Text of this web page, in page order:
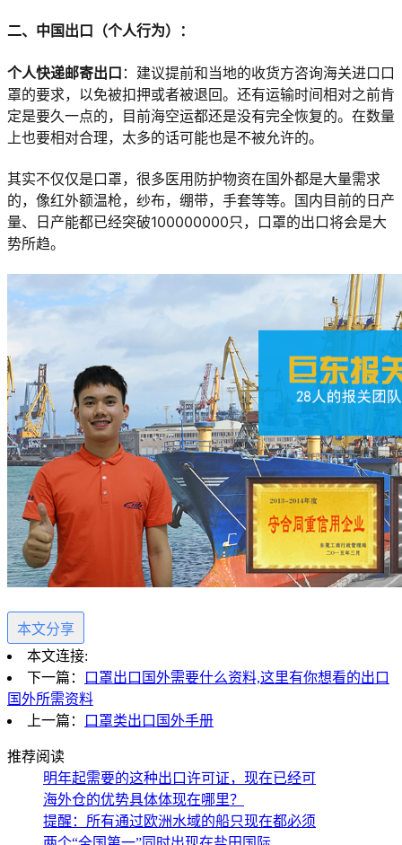
二、中国出口（个人行为）：
个人快递邮寄出口 ：建议提前和当地的收货方咨询海关进口口
罩的要求，以免被扣押或者被退回。还有运输时间相对之前肯
定是要久一点的，目前海空运都还是没有完全恢复的。在数量
上也要相对合理，太多的话可能也是不被允许的。
其实不仅仅是口罩，很多医用防护物资在国外都是大量需求
的，像红外额温枪，纱布，绷带，手套等等。国内目前的日产
量、日产能都已经突破100000000只，口罩的出口将会是大
势所趋。
本文分享
本文连接:
下一篇：
口罩出口国外需要什么资料,这里有你想看的出口
国外所需资料
上一篇：
口罩类出口国外手册
推荐阅读
明年起需要的这种出口许可证，现在已经可
海外仓的优势具体体现在哪里？
提醒：所有通过欧洲水域的船只现在都必须